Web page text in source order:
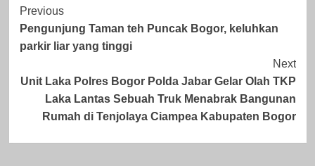
Post
Navigation
Previous
Pengunjung Taman teh Puncak Bogor, keluhkan
parkir liar yang tinggi
Next
Unit Laka Polres Bogor Polda Jabar Gelar Olah TKP
Laka Lantas Sebuah Truk Menabrak Bangunan
Rumah di Tenjolaya Ciampea Kabupaten Bogor